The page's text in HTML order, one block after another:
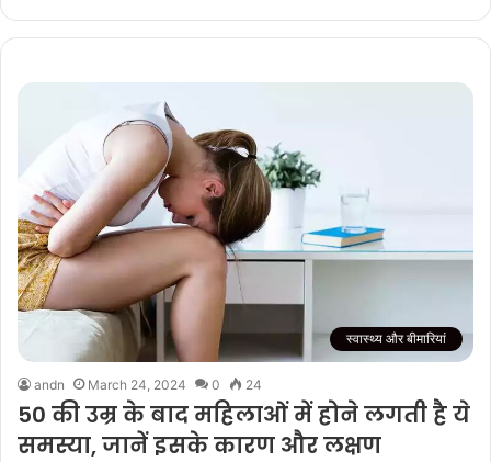
स्वास्थ्य और बीमारियां
andn March 24, 2024 0 24
50 की उम्र के बाद महिलाओं में होने लगती है ये
समस्या, जानें इसके कारण और लक्षण